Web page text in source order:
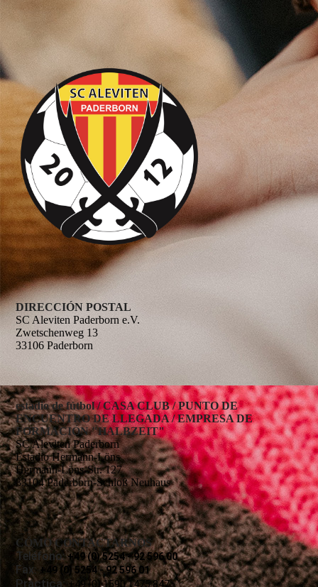
DIRECCIÓN POSTAL
SC Aleviten Paderborn e.V.
Zwetschenweg 13
33106 Paderborn
estadio de fútbol / CASA CLUB / PUNTO DE
ENCUENTRO DE LLEGADA / EMPRESA DE
FORMACIÓN "HALBZEIT"
SC Aleviten Paderborn
Estadio Hermann-Löns
Hermann-Löns-Str. 127
33104 Paderborn-Schloß Neuhaus
CÓMO CONTACTARNOS
Teléfono:+49 (0) 5254 - 92 596 00
Fax: +49 (0) 5254 - 92 596 01
Práctica: +49 (0) 1590 1475 847